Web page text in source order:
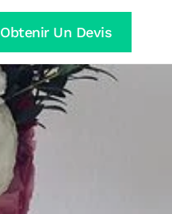
Obtenir Un Devis